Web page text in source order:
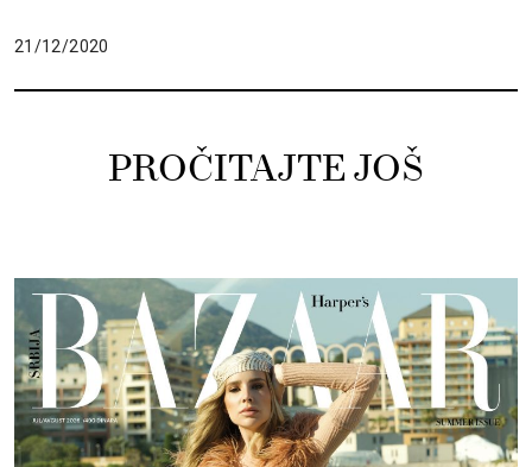
21/12/2020
PROČITAJTE JOŠ